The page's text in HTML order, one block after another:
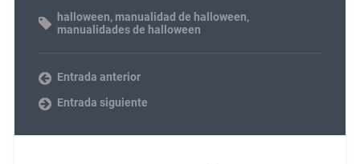
halloween, manualidad de halloween,
manualidades de halloween
Entrada anterior
Entrada siguiente